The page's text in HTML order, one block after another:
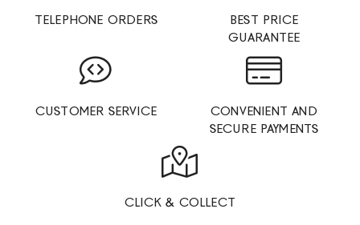
TELEPHONE ORDERS
BEST PRICE
GUARANTEE
CUSTOMER SERVICE
CONVENIENT AND
SECURE PAYMENTS
CLICK & COLLECT